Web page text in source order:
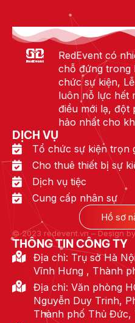
RedEvent có
chỗ đứng trong
chức sự kiện,
luôn nỗ lực hết
điều mới lạ, đột
hảo nhất cho
DỊCH VỤ
Tổ chức sự kiện trọn
Cho thuê thiết bị sự
Dịch vụ tiệc
Cung cấp nhân sự
Hồ sơ
© 2023 redevent.vn – Design
THÔNG TIN CÔNG TY
Địa chỉ: Trụ sở Hà
Vĩnh Hưng , Thành
Địa chỉ: Văn phòng
Nguyễn Duy Trinh,
Thành phố Thủ Đức,